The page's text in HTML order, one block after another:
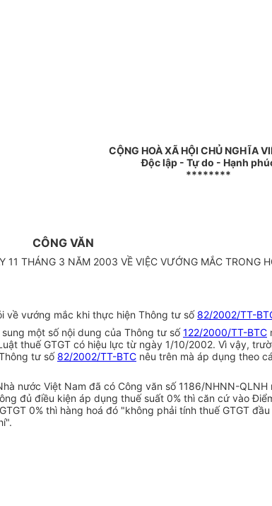
CỘNG HOÀ XÃ HỘI CHỦ NGHĨA
Độc lập - Tự do - Hạnh
********
CÔNG VĂN
THÁNG 3 NĂM 2003 VỀ VIỆC VƯỚNG MẮC TRONG
về vướng mắc khi thực hiện Thông tư số82/2002/TT-
một số nội dung của Thông tư số122/2000/TT-BTC
thuế GTGT có hiệu lực từ ngày 1/10/2002. Vì vậy,
tư số82/2002/TT-BTC nêu trên mà áp dụng theo
nước Việt Nam đã có Công văn số 1186/NHNN-
đủ điều kiện áp dụng thuế suất 0% thì căn cứ vào
0% thì hàng hoá đó "không phải tính thuế GTGT